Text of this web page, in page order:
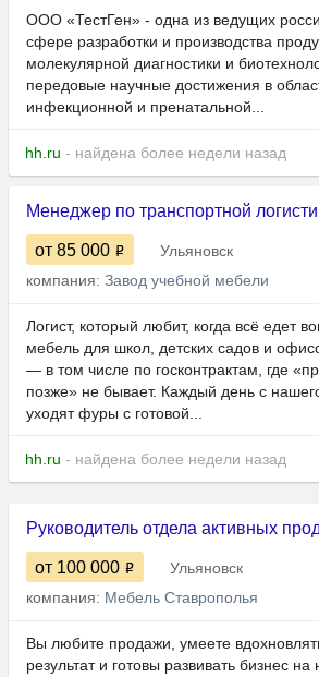
ООО «ТестГен» - одна из ведущих
сфере разработки и производства
молекулярной диагностики и
передовые научные достижения в
инфекционной и пренатальной...
hh.ru - найдена более недели назад
Менеджер по транспортной
от 85 000
Ульяновск
компания: Завод учебной мебели
Логист, который любит, когда всё едет
мебель для школ, детских садов и
— в том числе по госконтрактам, где
позже» не бывает. Каждый день с
уходят фуры с готовой...
hh.ru - найдена более недели назад
Руководитель отдела активных
от 100 000
Ульяновск
компания: Мебель Ставрополья
Вы любите продажи, умеете
результат и готовы развивать бизнес